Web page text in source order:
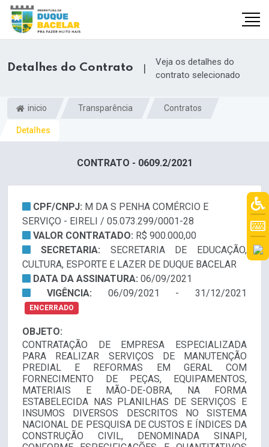
Detalhes do Contrato |
Veja os detalhes do
contrato selecionado
inicio Transparência Contratos
Detalhes
CONTRATO - 0609.2/2021
CPF/CNPJ: M DA S PENHA COMÉRCIO E
SERVIÇO - EIRELI / 05.073.299/0001-28
VALOR CONTRATADO: R$ 900.000,00
SECRETARIA: SECRETARIA DE EDUCAÇÃO,
CULTURA, ESPORTE E LAZER DE DUQUE BACELAR
DATA DA ASSINATURA: 06/09/2021
VIGÊNCIA: 06/09/2021 - 31/12/2021
ENCERRADO
OBJETO:
CONTRATAÇÃO DE EMPRESA ESPECIALIZADA
PARA REALIZAR SERVIÇOS DE MANUTENÇÃO
PREDIAL E REFORMAS EM GERAL COM
FORNECIMENTO DE PEÇAS, EQUIPAMENTOS,
MATERIAIS E MÃO-DE-OBRA, NA FORMA
ESTABELECIDA NAS PLANILHAS DE SERVIÇOS E
INSUMOS DIVERSOS DESCRITOS NO SISTEMA
NACIONAL DE PESQUISA DE CUSTOS E ÍNDICES DA
CONSTRUÇÃO CIVIL, DENOMINADA SINAPI,